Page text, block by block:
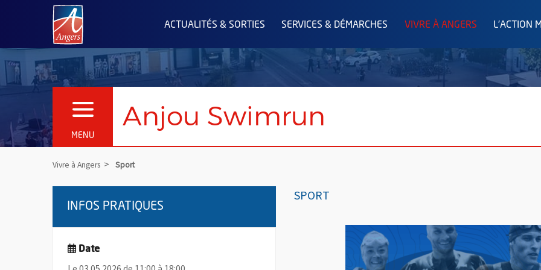
Angers.fr : Retour à l'accueil
ACTUALITÉS & SORTIES SERVICES & DÉMARCHES VIVRE À ANGERS L'ACTION
MENU
OUVRIR LE MENU Anjou Swimrun
Vivre à Angers Sport
SPORT
INFOS PRATIQUES
Date